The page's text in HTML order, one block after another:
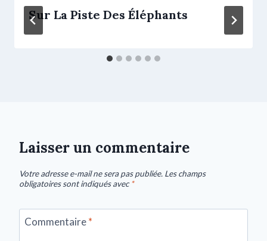
Sur La Piste Des Éléphants
Laisser un commentaire
Votre adresse e-mail ne sera pas publiée. Les champs
obligatoires sont indiqués avec*
Commentaire*